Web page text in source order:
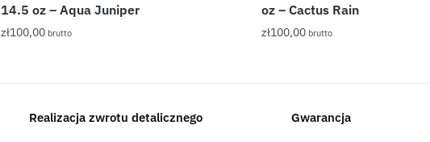
14.5 oz – Aqua Juniper
zł100,00 brutto
oz – Cactus Rain
zł100,00 brutto
Realizacja zwrotu detalicznego Gwarancja